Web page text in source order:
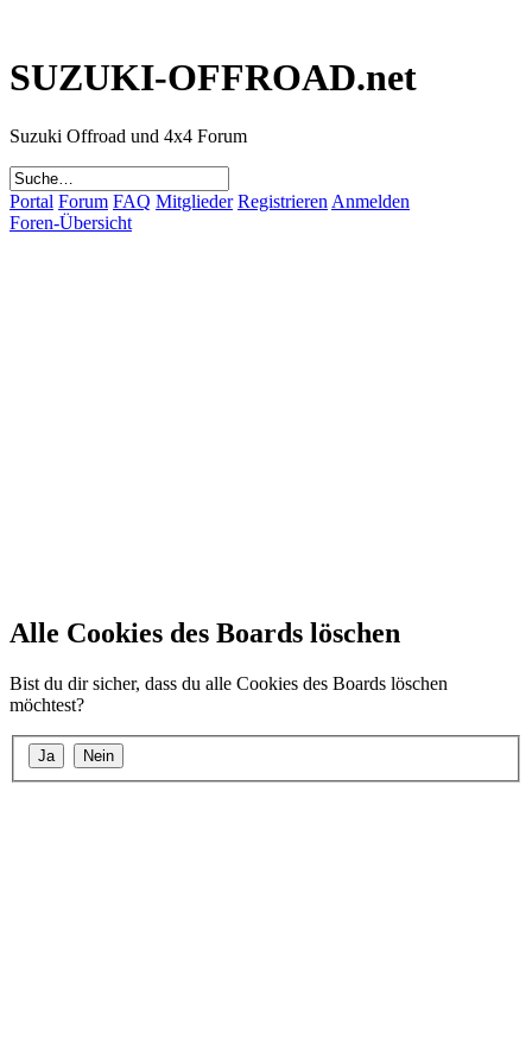
SUZUKI-OFFROAD.net
Suzuki Offroad und 4x4 Forum
Portal Forum FAQ Mitglieder Registrieren Anmelden
Foren-Übersicht
Alle Cookies des Boards löschen
Bist du dir sicher, dass du alle Cookies des Boards löschen
möchtest?